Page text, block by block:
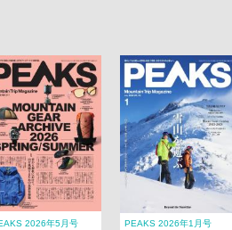
2026年5月号
PEAKS 2026年1月号